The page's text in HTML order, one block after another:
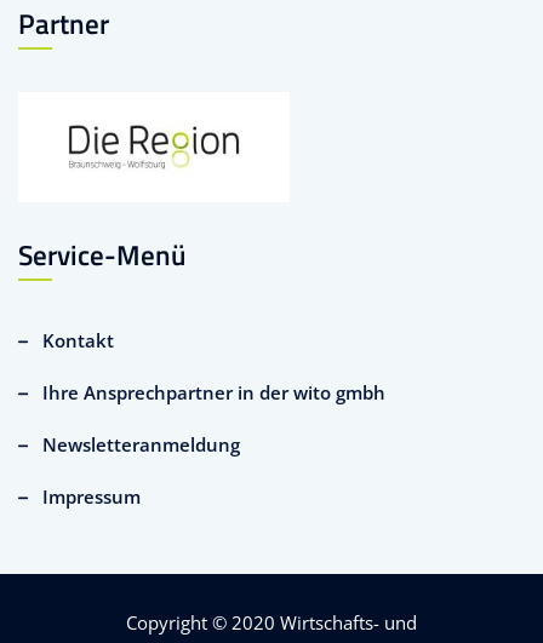
Partner
Service-Menü
Kontakt
Ihre Ansprechpartner in der wito gmbh
Newsletteranmeldung
Impressum
Copyright © 2020 Wirtschafts- und